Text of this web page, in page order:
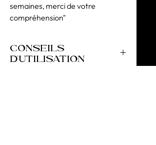
semaines, merci de votre
compréhension"
CONSEILS
D'UTILISATION